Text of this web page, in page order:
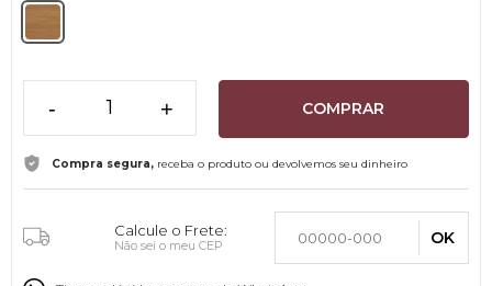
- + COMPRAR
Compra segura, receba o produto ou devolvemos seu dinheiro
Calcule o Frete:
Não sei o meu CEP OK